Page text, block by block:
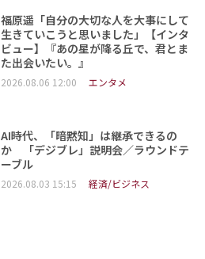
福原遥「自分の大切な人を大事にして
生きていこうと思いました」【インタ
ビュー】『あの星が降る丘で、君とま
た出会いたい。』
2026.08.06 12:00 エンタメ
AI時代、「暗黙知」は継承できるの
か 「デジブレ」説明会／ラウンドテ
ーブル
2026.08.03 15:15 経済/ビジネス